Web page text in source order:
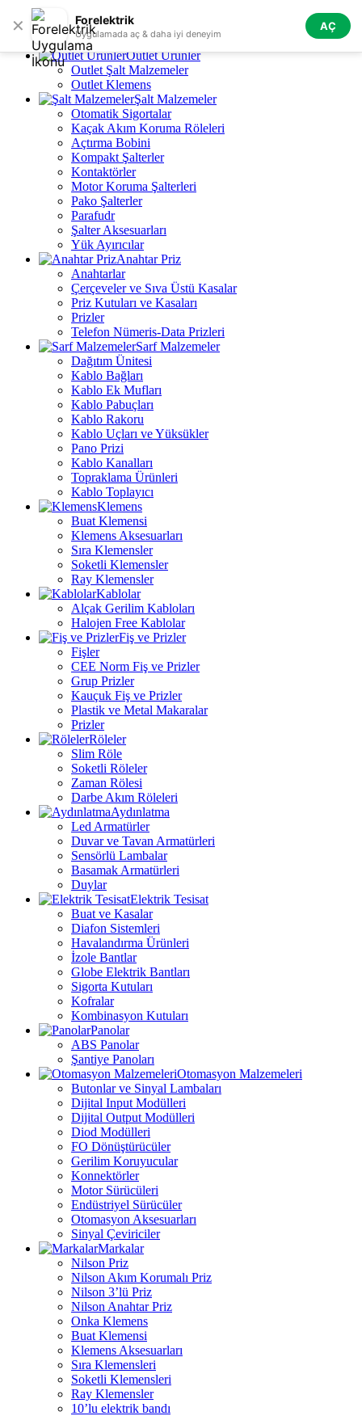
✕ Forelektrik
Uygulamada aç & daha iyi deneyim
AÇ
Skip to navigation Skip to main content
Tüm Kategoriler
Outlet Ürünler
Outlet Şalt Malzemeler
Outlet Klemens
Şalt Malzemeler
Otomatik Sigortalar
Kaçak Akım Koruma Röleleri
Açtırma Bobini
Kompakt Şalterler
Kontaktörler
Motor Koruma Şalterleri
Pako Şalterler
Parafudr
Şalter Aksesuarları
Yük Ayırıcılar
Anahtar Priz
Anahtarlar
Çerçeveler ve Sıva Üstü Kasalar
Priz Kutuları ve Kasaları
Prizler
Telefon Nümeris-Data Prizleri
Sarf Malzemeler
Dağıtım Ünitesi
Kablo Bağları
Kablo Ek Mufları
Kablo Pabuçları
Kablo Rakoru
Kablo Uçları ve Yüksükler
Pano Prizi
Kablo Kanalları
Topraklama Ürünleri
Kablo Toplayıcı
Klemens
Buat Klemensi
Klemens Aksesuarları
Sıra Klemensler
Soketli Klemensler
Ray Klemensler
Kablolar
Alçak Gerilim Kabloları
Halojen Free Kablolar
Fiş ve Prizler
Fişler
CEE Norm Fiş ve Prizler
Grup Prizler
Kauçuk Fiş ve Prizler
Plastik ve Metal Makaralar
Prizler
Röleler
Slim Röle
Soketli Röleler
Zaman Rölesi
Darbe Akım Röleleri
Aydınlatma
Led Armatürler
Duvar ve Tavan Armatürleri
Sensörlü Lambalar
Basamak Armatürleri
Duylar
Elektrik Tesisat
Buat ve Kasalar
Diafon Sistemleri
Havalandırma Ürünleri
İzole Bantlar
Globe Elektrik Bantları
Sigorta Kutuları
Kofralar
Kombinasyon Kutuları
Panolar
ABS Panolar
Şantiye Panoları
Otomasyon Malzemeleri
Butonlar ve Sinyal Lambaları
Dijital Input Modülleri
Dijital Output Modülleri
Diod Modülleri
FO Dönüştürücüler
Gerilim Koruyucular
Konnektörler
Motor Sürücüleri
Endüstriyel Sürücüler
Otomasyon Aksesuarları
Sinyal Çeviriciler
Markalar
Nilson Priz
Nilson Akım Korumalı Priz
Nilson 3’lü Priz
Nilson Anahtar Priz
Onka Klemens
Buat Klemensi
Klemens Aksesuarları
Sıra Klemensleri
Soketli Klemensleri
Ray Klemensler
10’lu elektrik bandı